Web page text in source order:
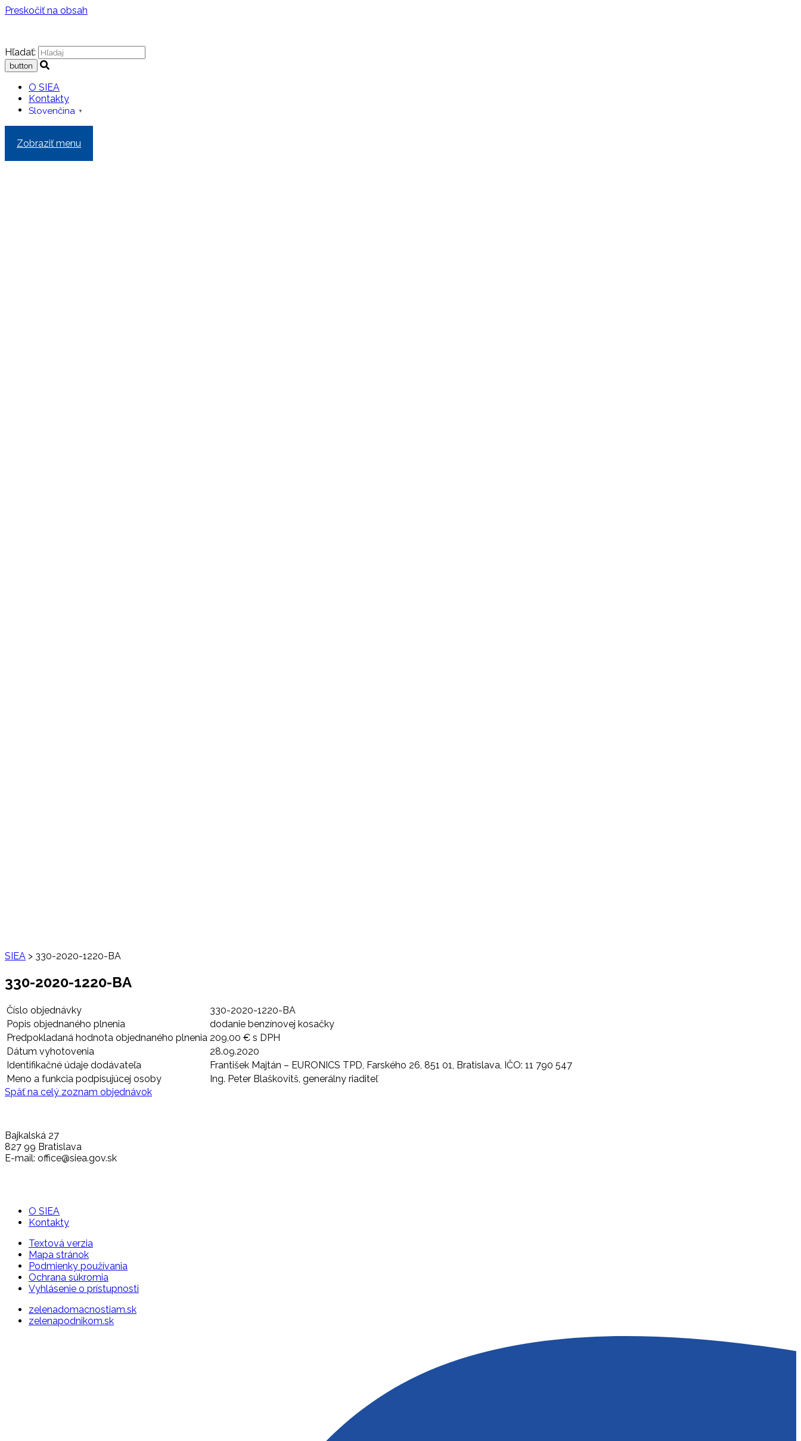
Preskočiť na obsah
Hľadať:
O SIEA
Kontakty
Slovenčina ▼
Zobraziť menu
SIEA > 330-2020-1220-BA
330-2020-1220-BA
Číslo objednávky
330-2020-1220-BA
Popis objednaného plnenia
dodanie benzínovej kosačky
Predpokladaná hodnota objednaného plnenia 209,00 € s DPH
Dátum vyhotovenia
28.09.2020
Identifikačné údaje dodávateľa
František Majtán – EURONICS TPD, Farského 26, 851 01, Bratislava, IČO: 11 790 547
Meno a funkcia podpisujúcej osoby
Ing. Peter Blaškovitš, generálny riaditeľ
Späť na celý zoznam objednávok
Bajkalská 27
827 99 Bratislava
E-mail: office@siea.gov.sk
O SIEA
Kontakty
Textová verzia
Mapa stránok
Podmienky používania
Ochrana súkromia
Vyhlásenie o prístupnosti
zelenadomacnostiam.sk
zelenapodnikom.sk